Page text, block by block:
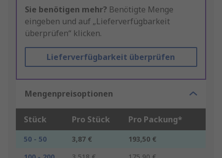
Sie benötigen mehr? Benötigte Menge
eingeben und auf „Lieferverfügbarkeit
überprüfen“ klicken.
Lieferverfügbarkeit überprüfen
Mengenpreisoptionen
Stück Pro Stück Pro Packung*
50 - 50 3,87 €
193,50 €